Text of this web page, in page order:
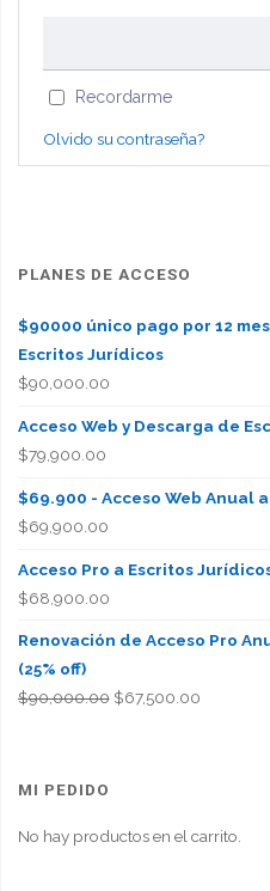
Recordarme
Olvido su contraseña?
PLANES DE ACCESO
$90000 único pago por 12
Escritos Jurídicos
$90,000.00
Acceso Web y Descarga de
$79,900.00
$69.900 - Acceso Web Anual
$69,900.00
Acceso Pro a Escritos
$68,900.00
Renovación de Acceso Pro
(25% off)
$90,000.00 El
$67,500.00El
MI PEDIDO
No hay productos en el carrito.